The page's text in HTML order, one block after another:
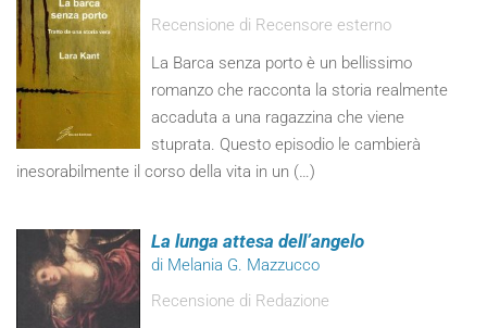
Recensione di Recensore esterno
La Barca senza porto è un bellissimo
romanzo che racconta la storia realmente
accaduta a una ragazzina che viene
stuprata. Questo episodio le cambierà
inesorabilmente il corso della vita in un (…)
La lunga attesa dell’angelo
di Melania G. Mazzucco
Recensione di Redazione